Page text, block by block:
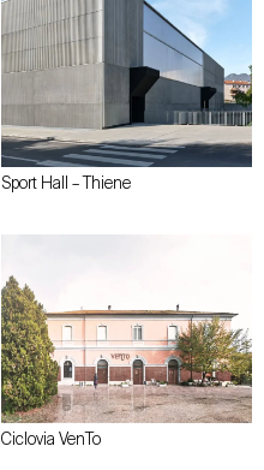
Sport Hall – Thiene
Ciclovia VenTo